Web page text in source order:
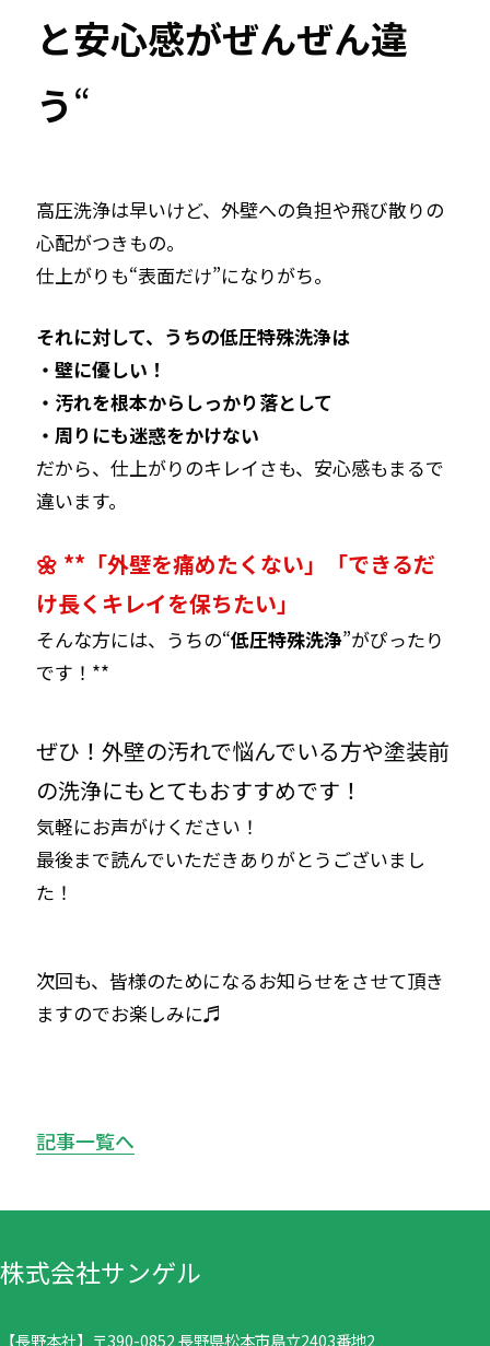
と安心感がぜんぜん違
う“
高圧洗浄は早いけど、外壁への負担や飛び散りの
心配がつきもの。
仕上がりも“表面だけ”になりがち。
それに対して、うちの低圧特殊洗浄は
・壁に優しい！
・汚れを根本からしっかり落として
・周りにも迷惑をかけない
だから、仕上がりのキレイさも、安心感もまるで
違います。
🌼 **「外壁を痛めたくない」「できるだ
け長くキレイを保ちたい」
そんな方には、うちの“低圧特殊洗浄”がぴったり
です！**
ぜひ！外壁の汚れで悩んでいる方や塗装前
の洗浄にもとてもおすすめです！
気軽にお声がけください！
最後まで読んでいただきありがとうございまし
た！
次回も、皆様のためになるお知らせをさせて頂き
ますのでお楽しみに♬
記事一覧へ
株式会社サンゲル
【長野本社】〒390-0852 長野県松本市島立2403番地2